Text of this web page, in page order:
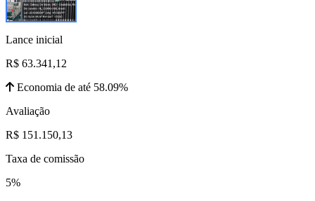
Lance inicial
R$ 63.341,12
Economia de até 58.09%
Avaliação
R$ 151.150,13
Taxa de comissão
5%